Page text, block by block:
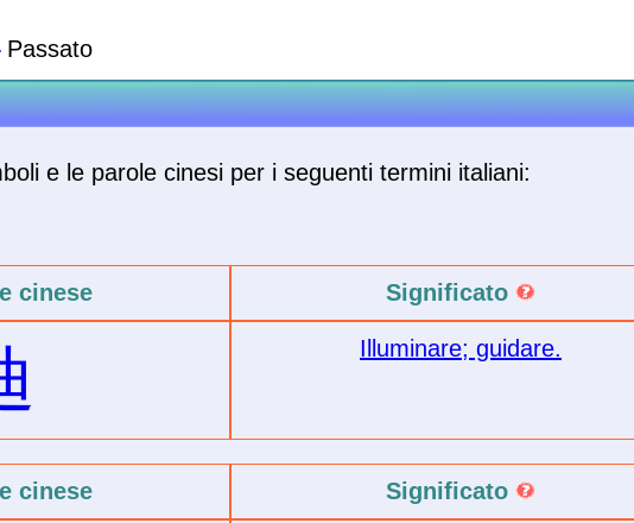
e le parole cinesi per i seguenti termini italiani:
cinese Significato
Illuminare; guidare.
cinese Significato
Passato